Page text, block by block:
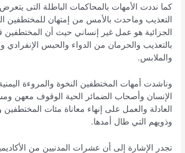
كما نددت الأمهات بالمحاكمات الباطلة التى
الجزائية هو عمل غير إنساني حيث أن
بالتعذيب والحرمان من الدواء والحبس الإنفرادي
والملابس.
وناشدت أمهات المختطفين النخوة والمروءة
الإنسان وأصحاب الضمائر الحية الوقوف معهن
العادلة والعمل على إنهاء معاناة مئات
وذويهم التي طال أمدها.
تجدر الإشارة إلى أن عشرات المدنيين من